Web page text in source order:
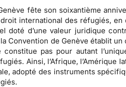
fête son soixantième
international des réfugiés, en
doté d’une valeur juridique
Convention de Genève établit un
pas pour autant
. Ainsi, l’Afrique, l’Amérique
adopté des instruments